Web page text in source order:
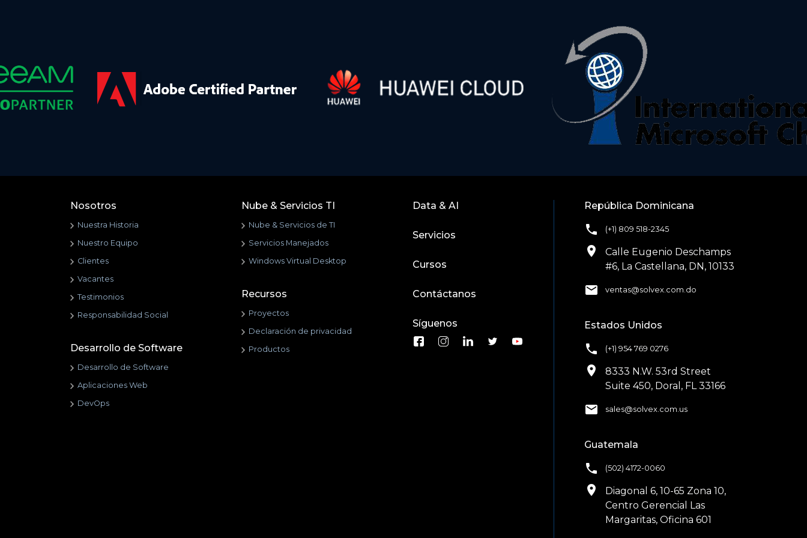
Nosotros
Nuestra Historia
Nuestro Equipo
Clientes
Vacantes
Testimonios
Responsabilidad Social
Desarrollo de Software
Desarrollo de Software
Aplicaciones Web
DevOps
Nube & Servicios TI
Nube & Servicios de TI
Servicios Manejados
Windows Virtual Desktop
Recursos
Proyectos
Declaración de privacidad
Productos
Data & AI
Servicios
Cursos
Contáctanos
Síguenos
República Dominicana
phone (+1) 809 518-2345
location_on
Calle Eugenio Deschamps
#6, La Castellana, DN, 10133
email ventas@solvex.com.do
Estados Unidos
phone (+1) 954 769 0276
location_on
8333 N.W. 53rd Street
Suite 450, Doral, FL 33166
email sales@solvex.com.us
Guatemala
phone (502) 4172-0060
location_on
Diagonal 6, 10-65 Zona 10,
Centro Gerencial Las
Margaritas, Oficina 601